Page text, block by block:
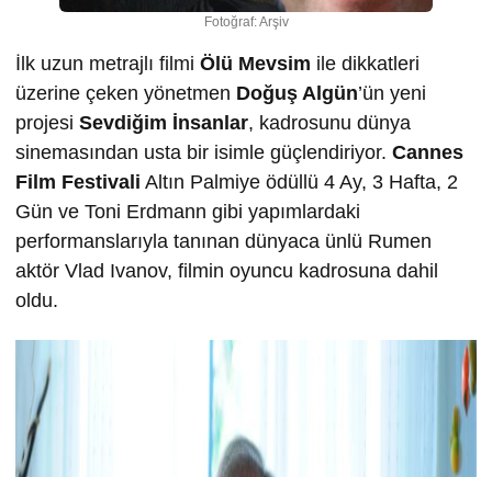
Fotoğraf: Arşiv
İlk uzun metrajlı filmi Ölü Mevsim ile dikkatleri
üzerine çeken yönetmen Doğuş Algün’ün yeni
projesi Sevdiğim İnsanlar, kadrosunu dünya
sinemasından usta bir isimle güçlendiriyor. Cannes
Film Festivali Altın Palmiye ödüllü 4 Ay, 3 Hafta, 2
Gün ve Toni Erdmann gibi yapımlardaki
performanslarıyla tanınan dünyaca ünlü Rumen
aktör Vlad Ivanov, filmin oyuncu kadrosuna dahil
oldu.